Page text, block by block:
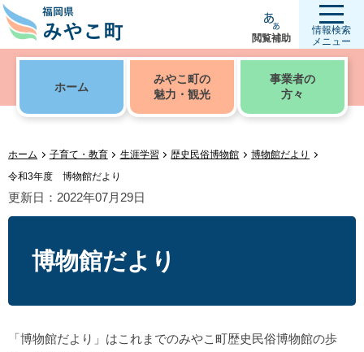
閲覧補助
情報検索
メニュー
ホーム
みやこ町の
魅力・観光
事業者の
方々
ホーム 子育て・教育 生涯学習 歴史民俗博物館
博物館だより
令和3年度 博物館だより
更新日：2022年07月29日
博物館だより
「博物館だより」はこれまでのみやこ町歴史民俗博物館の歩